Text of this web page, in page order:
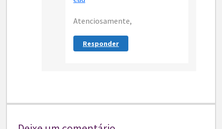
Atenciosamente,
Responder